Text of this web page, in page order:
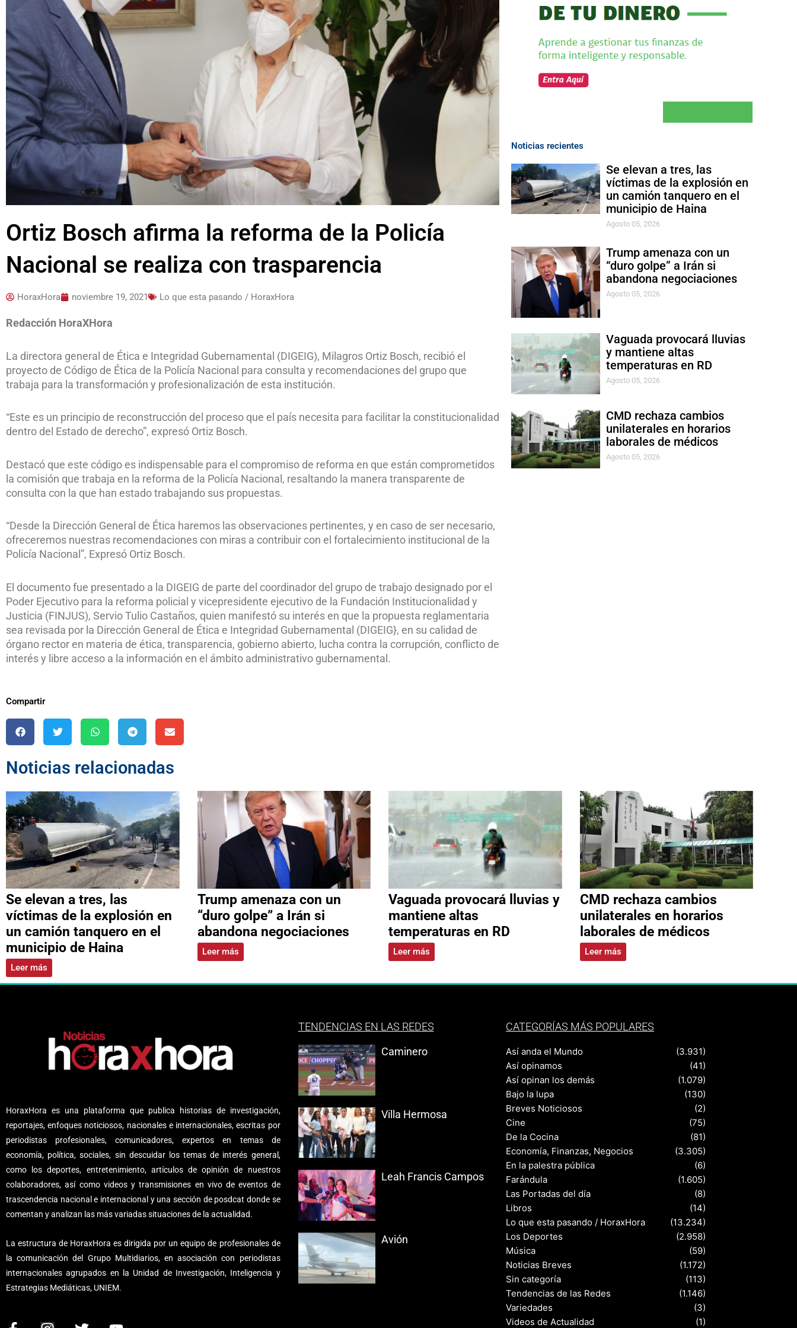
Ortiz Bosch afirma la reforma de la Policía
Nacional se realiza con trasparencia
HoraxHora noviembre 19, 2021 Lo que esta pasando / HoraxHora
Redacción HoraXHora
La directora general de Ética e Integridad Gubernamental (DIGEIG), Milagros Ortiz Bosch, recibió el
proyecto de Código de Ética de la Policía Nacional para consulta y recomendaciones del grupo que
trabaja para la transformación y profesionalización de esta institución.
“Este es un principio de reconstrucción del proceso que el país necesita para facilitar la constitucionalidad
dentro del Estado de derecho”, expresó Ortiz Bosch.
Destacó que este código es indispensable para el compromiso de reforma en que están comprometidos
la comisión que trabaja en la reforma de la Policía Nacional, resaltando la manera transparente de
consulta con la que han estado trabajando sus propuestas.
“Desde la Dirección General de Ética haremos las observaciones pertinentes, y en caso de ser necesario,
ofreceremos nuestras recomendaciones con miras a contribuir con el fortalecimiento institucional de la
Policía Nacional”, Expresó Ortiz Bosch.
El documento fue presentado a la DIGEIG de parte del coordinador del grupo de trabajo designado por el
Poder Ejecutivo para la reforma policial y vicepresidente ejecutivo de la Fundación Institucionalidad y
Justicia (FINJUS), Servio Tulio Castaños, quien manifestó su interés en que la propuesta reglamentaria
sea revisada por la Dirección General de Ética e Integridad Gubernamental (DIGEIG}, en su calidad de
órgano rector en materia de ética, transparencia, gobierno abierto, lucha contra la corrupción, conflicto de
interés y libre acceso a la información en el ámbito administrativo gubernamental.
Compartir
Noticias recientes
Se elevan a tres, las
víctimas de la explosión en
un camión tanquero en el
municipio de Haina
Agosto 05, 2026
Trump amenaza con un
“duro golpe” a Irán si
abandona negociaciones
Agosto 05, 2026
Vaguada provocará lluvias
y mantiene altas
temperaturas en RD
Agosto 05, 2026
CMD rechaza cambios
unilaterales en horarios
laborales de médicos
Agosto 05, 2026
Noticias relacionadas
Se elevan a tres, las
víctimas de la explosión en
un camión tanquero en el
municipio de Haina
Leer más
Trump amenaza con un
“duro golpe” a Irán si
abandona negociaciones
Leer más
Vaguada provocará lluvias y
mantiene altas
temperaturas en RD
Leer más
CMD rechaza cambios
unilaterales en horarios
laborales de médicos
Leer más
HoraxHora es una plataforma que publica historias de investigación,
reportajes, enfoques noticiosos, nacionales e internacionales, escritas por
periodistas profesionales, comunicadores, expertos en temas de
economía, política, sociales, sin descuidar los temas de interés general,
como los deportes, entretenimiento, artículos de opinión de nuestros
colaboradores, así como videos y transmisiones en vivo de eventos de
trascendencia nacional e internacional y una sección de posdcat donde se
comentan y analizan las más variadas situaciones de la actualidad.
La estructura de HoraxHora es dirigida por un equipo de profesionales de
la comunicación del Grupo Multidiarios, en asociación con periodistas
internacionales agrupados en la Unidad de Investigación, Inteligencia y
Estrategias Mediáticas, UNIEM.
TENDENCIAS EN LAS REDES
Caminero
Villa Hermosa
Leah Francis Campos
Avión
CATEGORÍAS MÁS POPULARES
Así anda el Mundo
(3.931)
Así opinamos
(41)
Así opinan los demás
(1.079)
Bajo la lupa
(130)
Breves Noticiosos
(2)
Cine
(75)
De la Cocina
(81)
Economía, Finanzas, Negocios
(3.305)
En la palestra pública
(6)
Farándula
(1.605)
Las Portadas del día
(8)
Libros
(14)
Lo que esta pasando / HoraxHora
(13.234)
Los Deportes
(2.958)
Música
(59)
Noticias Breves
(1.172)
Sin categoría
(113)
Tendencias de las Redes
(1.146)
Variedades
(3)
Videos de Actualidad
(1)